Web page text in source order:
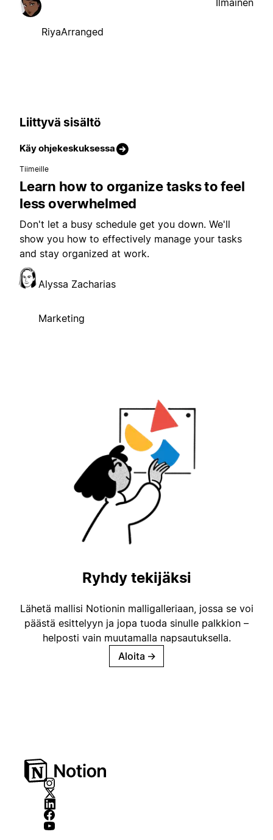
RiyaArranged
Liittyvä sisältö
Käy ohjekeskuksessa
Tiimeille
Learn how to organize tasks to feel
less overwhelmed
Don't let a busy schedule get you down. We'll
show you how to effectively manage your tasks
and stay organized at work.
Alyssa Zacharias
Marketing
Ryhdy tekijäksi
Lähetä mallisi Notionin malligalleriaan, jossa se voi
päästä esittelyyn ja jopa tuoda sinulle palkkion –
helposti vain muutamalla napsautuksella.
Aloita →